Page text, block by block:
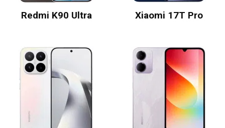
Redmi K90 Ultra Xiaomi 17T Pro